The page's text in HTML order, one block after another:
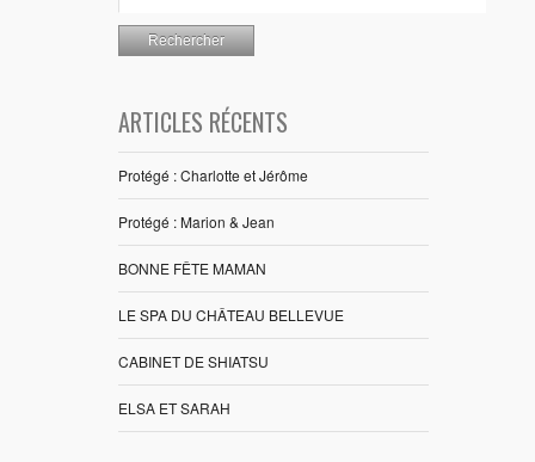
ARTICLES RÉCENTS
Protégé : Charlotte et Jérôme
Protégé : Marion & Jean
BONNE FÊTE MAMAN
LE SPA DU CHÂTEAU BELLEVUE
CABINET DE SHIATSU
ELSA ET SARAH